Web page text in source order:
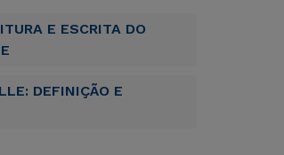
E ESCRITA DO
DEFINIÇÃO E